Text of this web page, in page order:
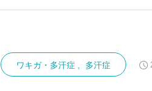
ワキガ・多汗症 多汗症